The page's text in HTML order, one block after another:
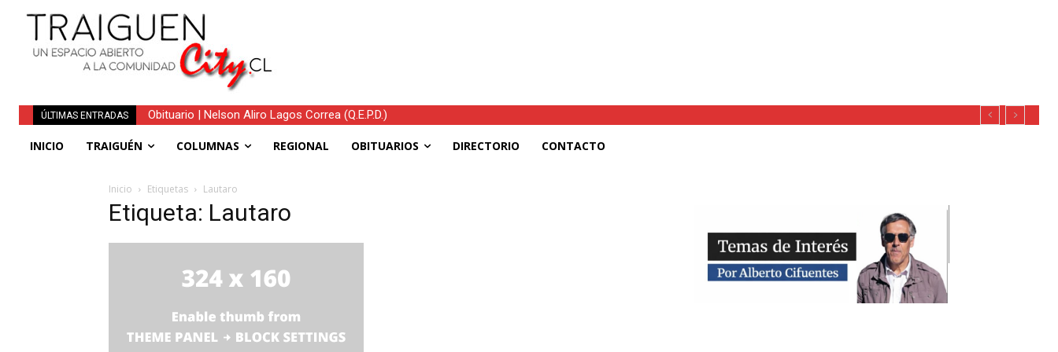
ÚLTIMAS ENTRADAS Obituario | Nelson Aliro Lagos Correa (Q.E.P.D.)
INICIO TRAIGUÉN COLUMNAS REGIONAL OBITUARIOS DIRECTORIO CONTACTO
Inicio Etiquetas Lautaro
Etiqueta: Lautaro